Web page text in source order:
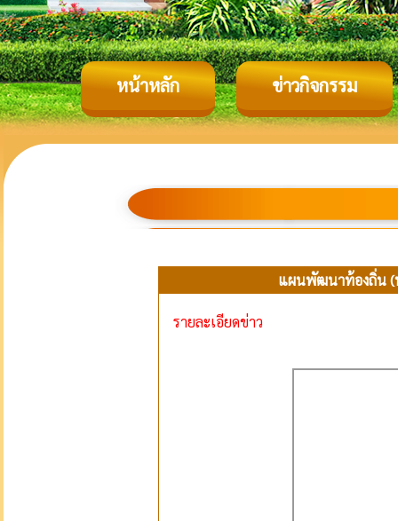
หน้าหลัก ข่าวกิจกรรม
แผนพัฒนาท้องถิ่น (
รายละเอียดข่าว